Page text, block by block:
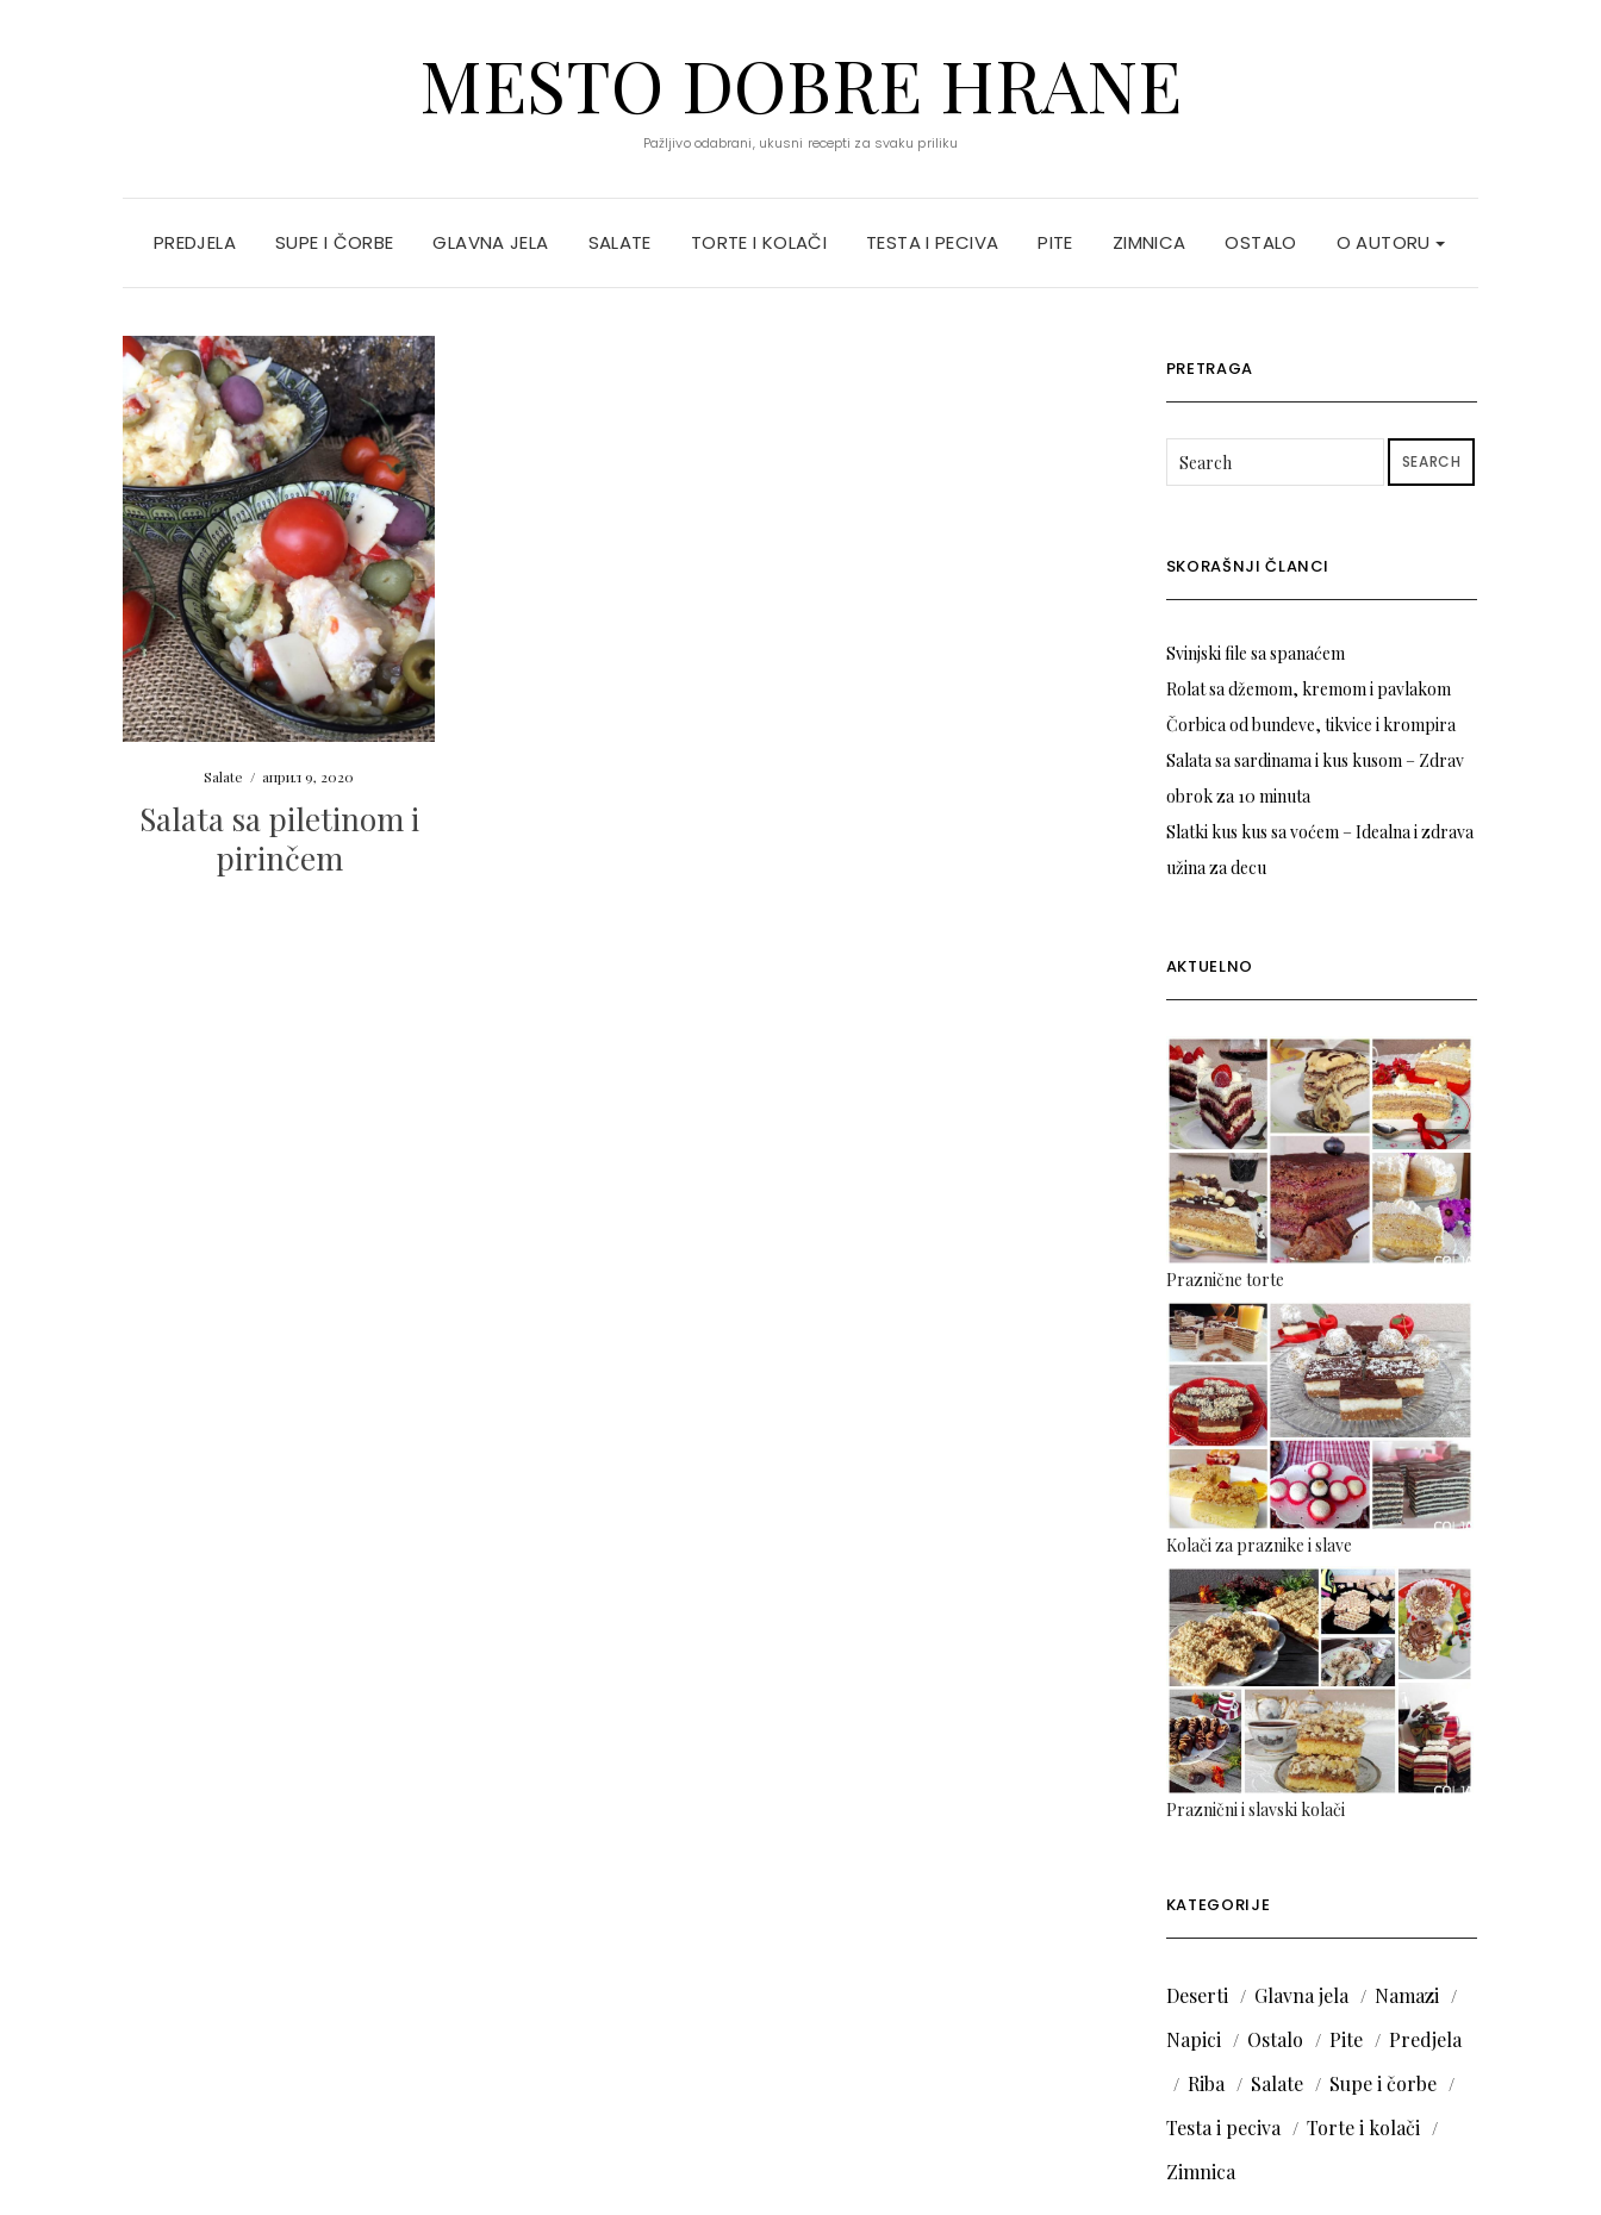
MESTO DOBRE HRANE
Pažljivo odabrani, ukusni recepti za svaku priliku
PREDJELA SUPE I ČORBE GLAVNA JELA SALATE TORTE I KOLAČI TESTA I PECIVA PITE ZIMNICA OSTALO O AUTORU
Salate / април 9, 2020
Salata sa piletinom i
pirinčem
PRETRAGA
SEARCH
SKORAŠNJI ČLANCI
Svinjski file sa spanaćem
Rolat sa džemom, kremom i pavlakom
Čorbica od bundeve, tikvice i krompira
Salata sa sardinama i kus kusom – Zdrav
obrok za 10 minuta
Slatki kus kus sa voćem – Idealna i zdrava
užina za decu
AKTUELNO
Praznične torte
Kolači za praznike i slave
Praznični i slavski kolači
KATEGORIJE
Deserti Glavna jela
Namazi
Napici
Ostalo Pite
Predjela
Riba
Salate
Supe i čorbe
Testa i peciva
Torte i kolači
Zimnica